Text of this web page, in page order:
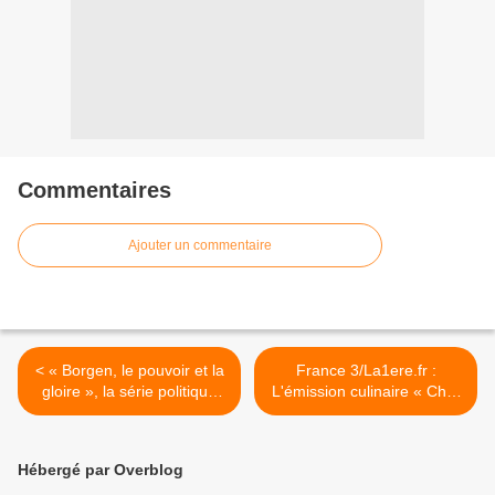
Commentaires
Ajouter un commentaire
< « Borgen, le pouvoir et la
gloire », la série politique
danoise culte revient sur
France 3/La1ere.fr :
L'émission culinaire « Chef
Pays » reçoit samedi la
Hébergé par Overblog